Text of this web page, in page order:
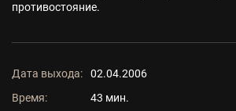
противостояние.
Дата выхода:
02.04.2006
Время:
43 мин.